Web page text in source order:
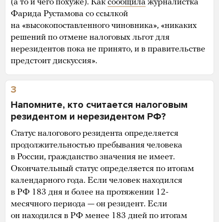
(а то и чего похуже). Как сообщила журналистка
Фарида Рустамова со ссылкой
на «высокопоставленного чиновника», «никаких
решений по отмене налоговых льгот для
нерезидентов пока не принято, и в правительстве
предстоит дискуссия».
3
Напомните, кто считается налоговым
резидентом и нерезидентом РФ?
Статус налогового резидента определяется
продолжительностью пребывания человека
в России, гражданство значения не имеет.
Окончательный статус определяется по итогам
календарного года. Если человек находился
в РФ 183 дня и более на протяжении 12-
месячного периода — он резидент. Если
он находился в РФ менее 183 дней по итогам